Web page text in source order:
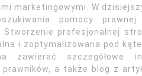
marketingowymi. W
pomocy
Stworzenie profesjonalnej
i zoptymalizowana pod
zawierać szczegółowe
a także blog z